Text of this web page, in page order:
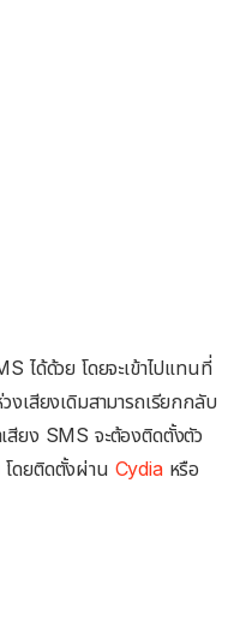
ได้ด้วย โดยจะเข้าไปแทนที่
เสียงเดิมสามารถเรียกกลับ
สียง SMS จะต้องติดตั้งตัว
ดยติดตั้งผ่าน Cydiaหรือ